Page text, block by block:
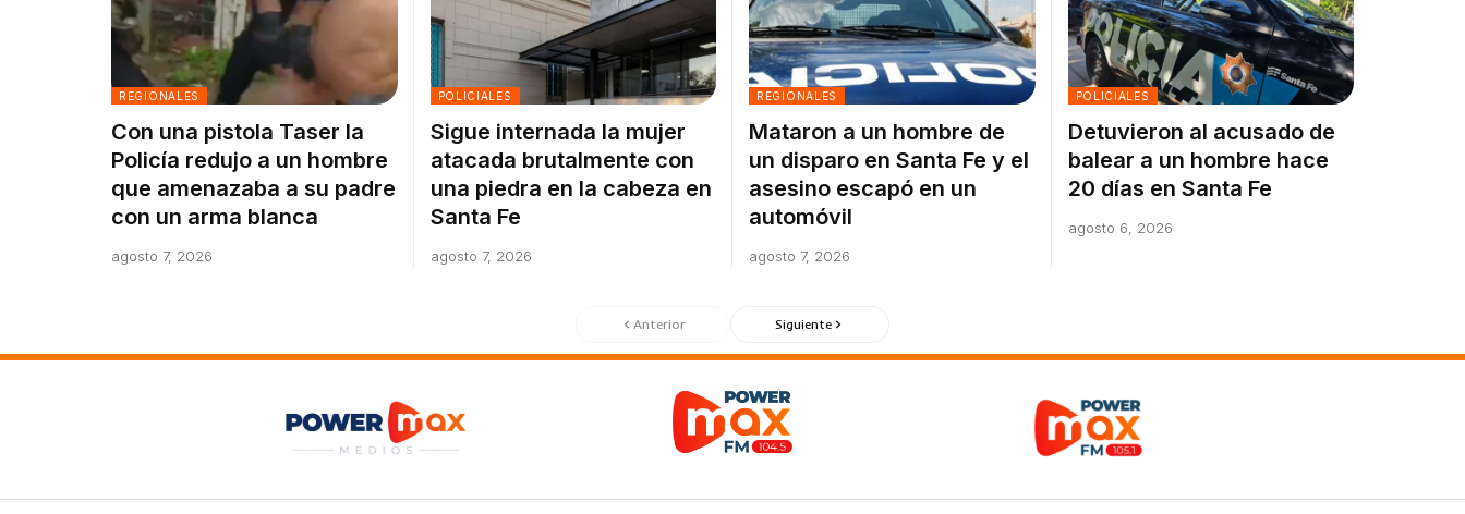
REGIONALES
Con una pistola Taser la
Policía redujo a un hombre
que amenazaba a su padre
con un arma blanca
agosto 7, 2026
POLICIALES
Sigue internada la mujer
atacada brutalmente con
una piedra en la cabeza en
Santa Fe
agosto 7, 2026
REGIONALES
Mataron a un hombre de
un disparo en Santa Fe y el
asesino escapó en un
automóvil
agosto 7, 2026
POLICIALES
Detuvieron al acusado de
balear a un hombre hace
20 días en Santa Fe
agosto 6, 2026
Anterior Siguiente